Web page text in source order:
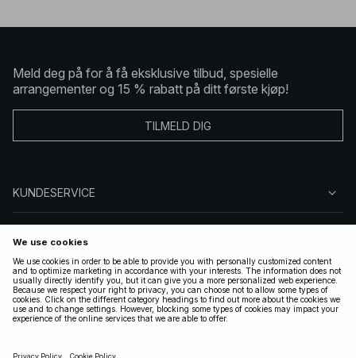
Meld deg på for å få eksklusive tilbud, spesielle
arrangementer og 15 % rabatt på ditt første kjøp!
TILMELD DIG
KUNDESERVICE
FØLG OSS
LOVLIG